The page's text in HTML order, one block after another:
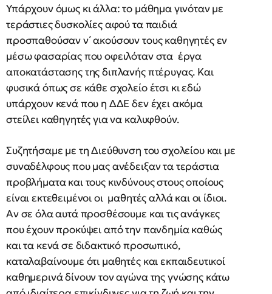
Υπάρχουν όμως κι άλλα: το μάθημα γινόταν με
τεράστιες δυσκολίες αφού τα παιδιά
προσπαθούσαν ν΄ ακούσουν τους καθηγητές εν
μέσω φασαρίας που οφειλόταν στα έργα
αποκατάστασης της διπλανής πτέρυγας. Και
φυσικά όπως σε κάθε σχολείο έτσι κι εδώ
υπάρχουν κενά που η ΔΔΕ δεν έχει ακόμα
στείλει καθηγητές για να καλυφθούν.
Συζητήσαμε με τη Διεύθυνση του σχολείου και με
συναδέλφους που μας ανέδειξαν τα τεράστια
προβλήματα και τους κινδύνους στους οποίους
είναι εκτεθειμένοι οι μαθητές αλλά και οι ίδιοι.
Αν σε όλα αυτά προσθέσουμε και τις ανάγκες
που έχουν προκύψει από την πανδημία καθώς
και τα κενά σε διδακτικό προσωπικό,
καταλαβαίνουμε ότι μαθητές και εκπαιδευτικοί
καθημερινά δίνουν τον αγώνα της γνώσης κάτω